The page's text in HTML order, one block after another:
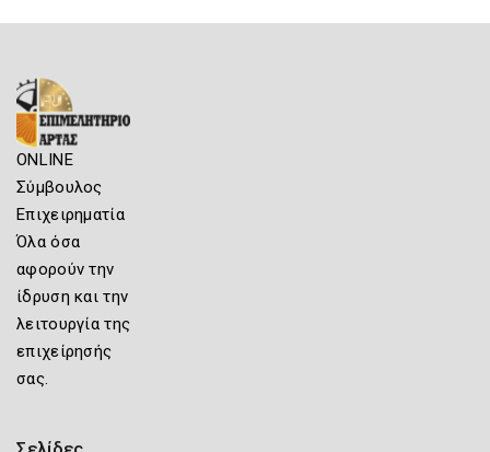
ONLINE
Σύμβουλος
Επιχειρηματία
Όλα όσα
αφορούν την
ίδρυση και την
λειτουργία της
επιχείρησής
σας.